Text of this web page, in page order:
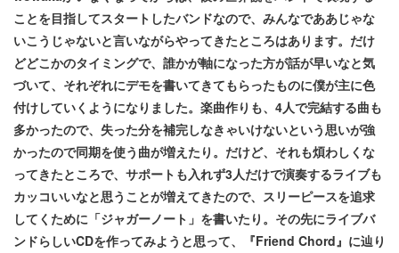
ことを目指してスタートしたバンドなので、みんなでああじゃな
いこうじゃないと言いながらやってきたところはあります。だけ
どどこかのタイミングで、誰かが軸になった方が話が早いなと気
づいて、それぞれにデモを書いてきてもらったものに僕が主に色
付けしていくようになりました。楽曲作りも、4人で完結する曲も
多かったので、失った分を補完しなきゃいけないという思いが強
かったので同期を使う曲が増えたり。だけど、それも煩わしくな
ってきたところで、サポートも入れず3人だけで演奏するライブも
カッコいいなと思うことが増えてきたので、スリーピースを追求
してくために「ジャガーノート」を書いたり。その先にライブバ
ンドらしいCDを作ってみようと思って、『Friend Chord』に辿り